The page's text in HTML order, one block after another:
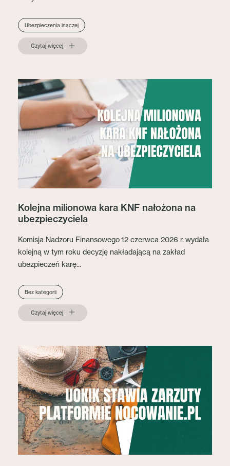
Ubezpieczenia inaczej
Czytaj więcej
Kolejna milionowa kara KNF nałożona na
ubezpieczyciela
Komisja Nadzoru Finansowego 12 czerwca 2026 r. wydała
kolejną w tym roku decyzję nakładającą na zakład
ubezpieczeń karę...
Bez kategorii
Czytaj więcej